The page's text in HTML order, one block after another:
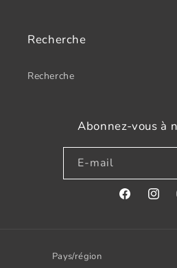
Recherche
Recherche
Abonnez-vous à
E-mail
Facebook
Pays/région